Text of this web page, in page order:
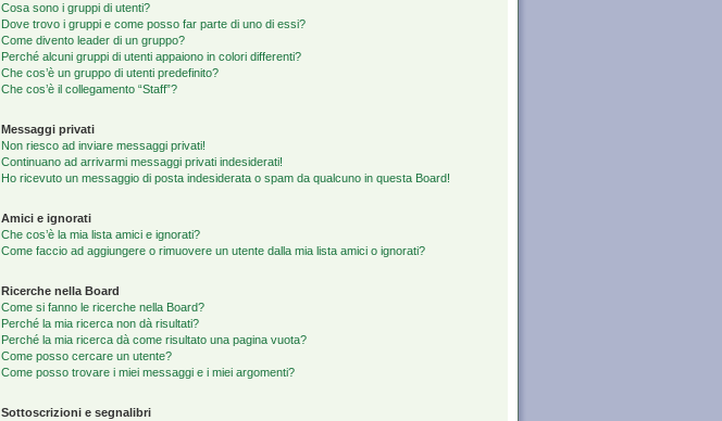
Cosa sono i gruppi di utenti?
Dove trovo i gruppi e come posso far parte di uno di essi?
Come divento leader di un gruppo?
Perché alcuni gruppi di utenti appaiono in colori differenti?
Che cos’è un gruppo di utenti predefinito?
Che cos’è il collegamento “Staff”?
Messaggi privati
Non riesco ad inviare messaggi privati!
Continuano ad arrivarmi messaggi privati indesiderati!
Ho ricevuto un messaggio di posta indesiderata o spam da qualcuno in questa Board!
Amici e ignorati
Che cos’è la mia lista amici e ignorati?
Come faccio ad aggiungere o rimuovere un utente dalla mia lista amici o ignorati?
Ricerche nella Board
Come si fanno le ricerche nella Board?
Perché la mia ricerca non dà risultati?
Perché la mia ricerca dà come risultato una pagina vuota?
Come posso cercare un utente?
Come posso trovare i miei messaggi e i miei argomenti?
Sottoscrizioni e segnalibri